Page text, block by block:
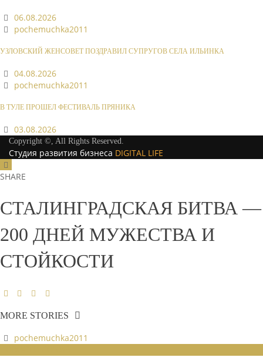
06.08.2026
pochemuchka2011
УЗЛОВСКИЙ ЖЕНСОВЕТ ПОЗДРАВИЛ СУПРУГОВ СЕЛА ИЛЬИНКА
04.08.2026
pochemuchka2011
В ТУЛЕ ПРОШЕЛ ФЕСТИВАЛЬ ПРЯНИКА
03.08.2026
Copyright ©, All Rights Reserved.
Студия развития бизнеса DIGITAL LIFE
SHARE
СТАЛИНГРАДСКАЯ БИТВА —
200 ДНЕЙ МУЖЕСТВА И
СТОЙКОСТИ
MORE STORIES
pochemuchka2011